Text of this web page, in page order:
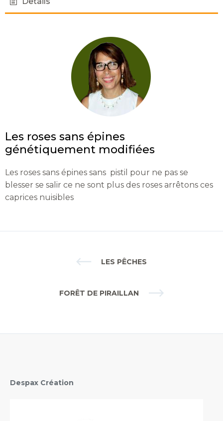
Les roses sans épines
génétiquement modifiées
Les roses sans épines sans pistil pour ne pas se
blesser se salir ce ne sont plus des roses arrêtons ces
caprices nuisibles
LES PÊCHES
FORÊT DE PIRAILLAN
Despax Création